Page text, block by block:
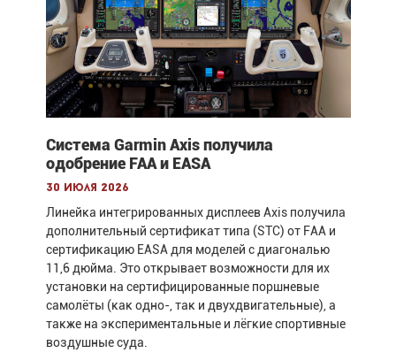
Система Garmin Axis получила
одобрение FAA и EASA
30 июля 2026
Линейка интегрированных дисплеев Axis получила
дополнительный сертификат типа (STC) от FAA и
сертификацию EASA для моделей с диагональю
11,6 дюйма. Это открывает возможности для их
установки на сертифицированные поршневые
самолёты (как одно-, так и двухдвигательные), а
также на экспериментальные и лёгкие спортивные
воздушные суда.